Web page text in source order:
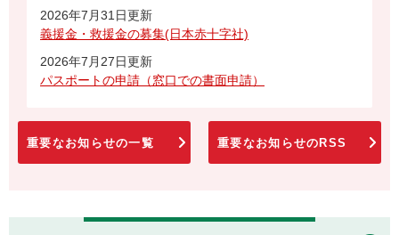
2026年7月31日更新
義援金・救援金の募集(日本赤十字社)
2026年7月27日更新
パスポートの申請（窓口での書面申請）
重要なお知らせの一覧 重要なお知らせのRSS